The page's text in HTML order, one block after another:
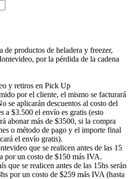
de productos de heladera y freezer,
por la pérdida de la cadena
y retiros en Pick Up
por el cliente, el mismo se facturará
se aplicarán descuentos al costo del
a $3.500 el envío es gratis (esto
abonar más de $3500, si la compra
o método de pago y el importe final
el envío gratis).
que se realicen antes de las 15
por un costo de $150 más IVA.
que se realicen antes de las 15hs serán
por un costo de $259 más IVA (hasta